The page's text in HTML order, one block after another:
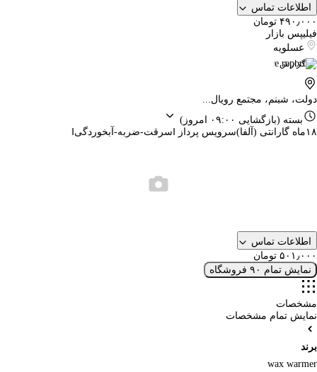
اطلاعات تماس
۴۹۰٫۰۰۰ تومان
فیلیپس بازار
عسلویه
گزارش
دولت، شبنم، مجتمع رویال...
بسته (بازگشایی ۰۹:۰۰ امروز)
۱۸ماه گارانتی (آلفا)سرویس پرداز ‖سرقت-ضربه-آبخوردگی‖
اطلاعات تماس
۵۰۱٫۰۰۰ تومان
نمایش تمام ۹۰ فروشگاه
مشخصات
نمایش تمام مشخصات
برند
wax warmer